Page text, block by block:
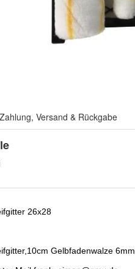
Zahlung, Versand & Rückgabe